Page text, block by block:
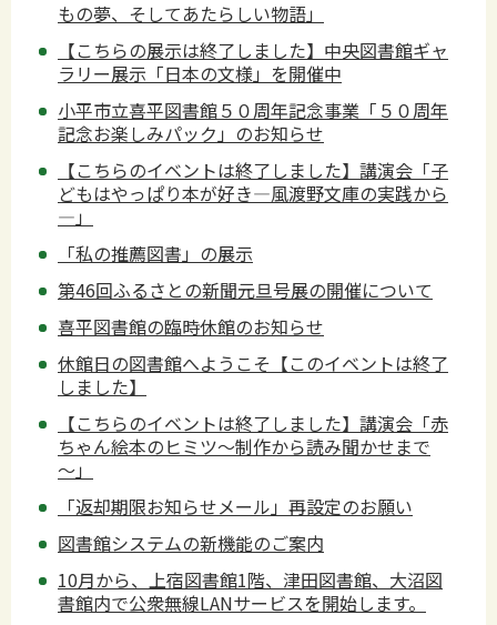
もの夢、そしてあたらしい物語」
【こちらの展示は終了しました】中央図書館ギャ
ラリー展示「日本の文様」を開催中
小平市立喜平図書館５０周年記念事業「５０周年
記念お楽しみパック」のお知らせ
【こちらのイベントは終了しました】講演会「子
どもはやっぱり本が好き―風渡野文庫の実践から
―」
「私の推薦図書」の展示
第46回ふるさとの新聞元旦号展の開催について
喜平図書館の臨時休館のお知らせ
休館日の図書館へようこそ【このイベントは終了
しました】
【こちらのイベントは終了しました】講演会「赤
ちゃん絵本のヒミツ～制作から読み聞かせまで
～」
「返却期限お知らせメール」再設定のお願い
図書館システムの新機能のご案内
10月から、上宿図書館1階、津田図書館、大沼図
書館内で公衆無線LANサービスを開始します。